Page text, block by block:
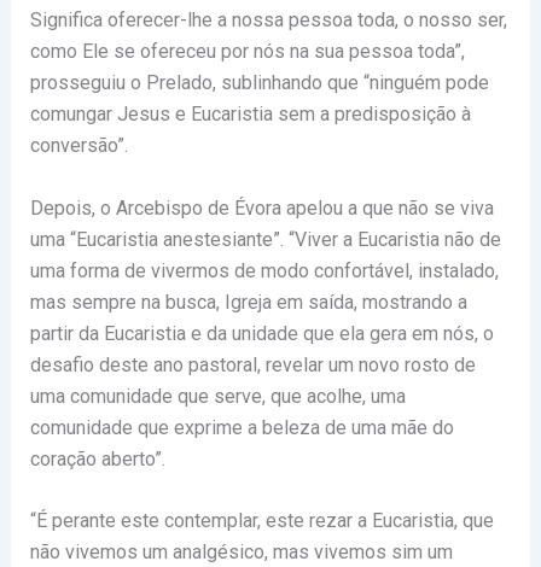
Significa oferecer-lhe a nossa pessoa toda, o nosso ser,
como Ele se ofereceu por nós na sua pessoa toda”,
prosseguiu o Prelado, sublinhando que “ninguém pode
comungar Jesus e Eucaristia sem a predisposição à
conversão”.
Depois, o Arcebispo de Évora apelou a que não se viva
uma “Eucaristia anestesiante”. “Viver a Eucaristia não de
uma forma de vivermos de modo confortável, instalado,
mas sempre na busca, Igreja em saída, mostrando a
partir da Eucaristia e da unidade que ela gera em nós, o
desafio deste ano pastoral, revelar um novo rosto de
uma comunidade que serve, que acolhe, uma
comunidade que exprime a beleza de uma mãe do
coração aberto”.
“É perante este contemplar, este rezar a Eucaristia, que
não vivemos um analgésico, mas vivemos sim um